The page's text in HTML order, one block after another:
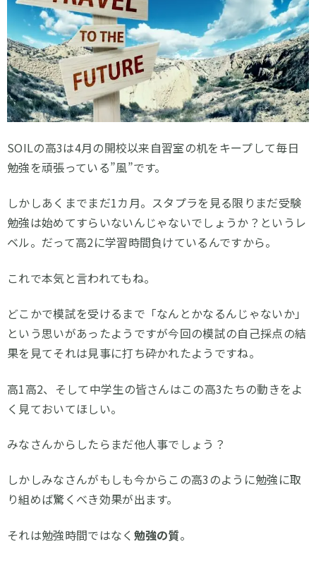
SOILの高3は4月の開校以来自習室の机をキープして毎日
勉強を頑張っている”風”です。
しかしあくまでまだ1カ月。スタプラを見る限りまだ受験
勉強は始めてすらいないんじゃないでしょうか？というレ
ベル。だって高2に学習時間負けているんですから。
これで本気と言われてもね。
どこかで模試を受けるまで「なんとかなるんじゃないか」
という思いがあったようですが今回の模試の自己採点の結
果を見てそれは見事に打ち砕かれたようですね。
高1高2、そして中学生の皆さんはこの高3たちの動きをよ
く見ておいてほしい。
みなさんからしたらまだ他人事でしょう？
しかしみなさんがもしも今からこの高3のように勉強に取
り組めば驚くべき効果が出ます。
それは勉強時間ではなく 勉強の質。